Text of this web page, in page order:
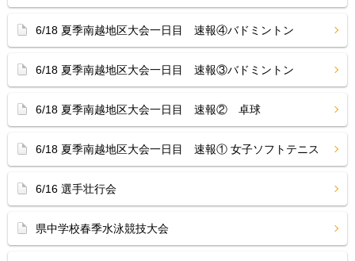
6/18 夏季南越地区大会一日目 速報④バドミントン
6/18 夏季南越地区大会一日目 速報③バドミントン
6/18 夏季南越地区大会一日目 速報② 卓球
6/18 夏季南越地区大会一日目 速報① 女子ソフトテニス
6/16 選手壮行会
県中学校春季水泳競技大会